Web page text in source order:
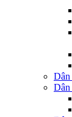
Dân
Dân